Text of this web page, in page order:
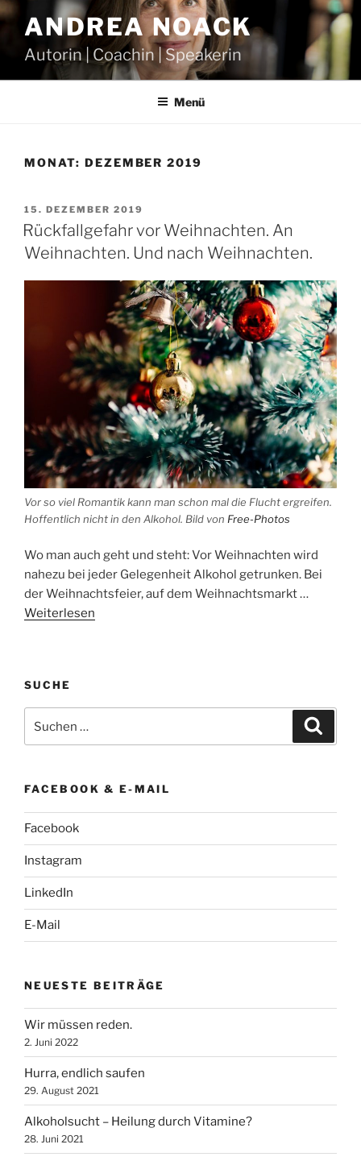
Zum
Inhalt
springen
ANDREA NOACK
Autorin | Coachin | Speakerin
Menü
MONAT: DEZEMBER 2019
VERÖFFENTLICHT
AM
15. DEZEMBER 2019
Rückfallgefahr vor Weihnachten. An
Weihnachten. Und nach Weihnachten.
Vor so viel Romantik kann man schon mal die Flucht ergreifen.
Hoffentlich nicht in den Alkohol. Bild von Free-Photos
Wo man auch geht und steht: Vor Weihnachten wird
nahezu bei jeder Gelegenheit Alkohol getrunken. Bei
der Weihnachtsfeier, auf dem Weihnachtsmarkt …
Weiterlesen
SUCHE
nach:
FACEBOOK & E-MAIL
Facebook
Instagram
LinkedIn
E-Mail
NEUESTE BEITRÄGE
Wir müssen reden.
2. Juni 2022
Hurra, endlich saufen
29. August 2021
Alkoholsucht – Heilung durch Vitamine?
28. Juni 2021